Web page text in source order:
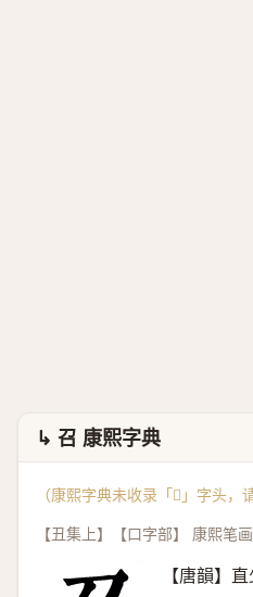
↳ 召 康熙字典
（康熙字典未收录「𠮦」字头，
【丑集上】【口字部】 康熙笔
【唐韻】